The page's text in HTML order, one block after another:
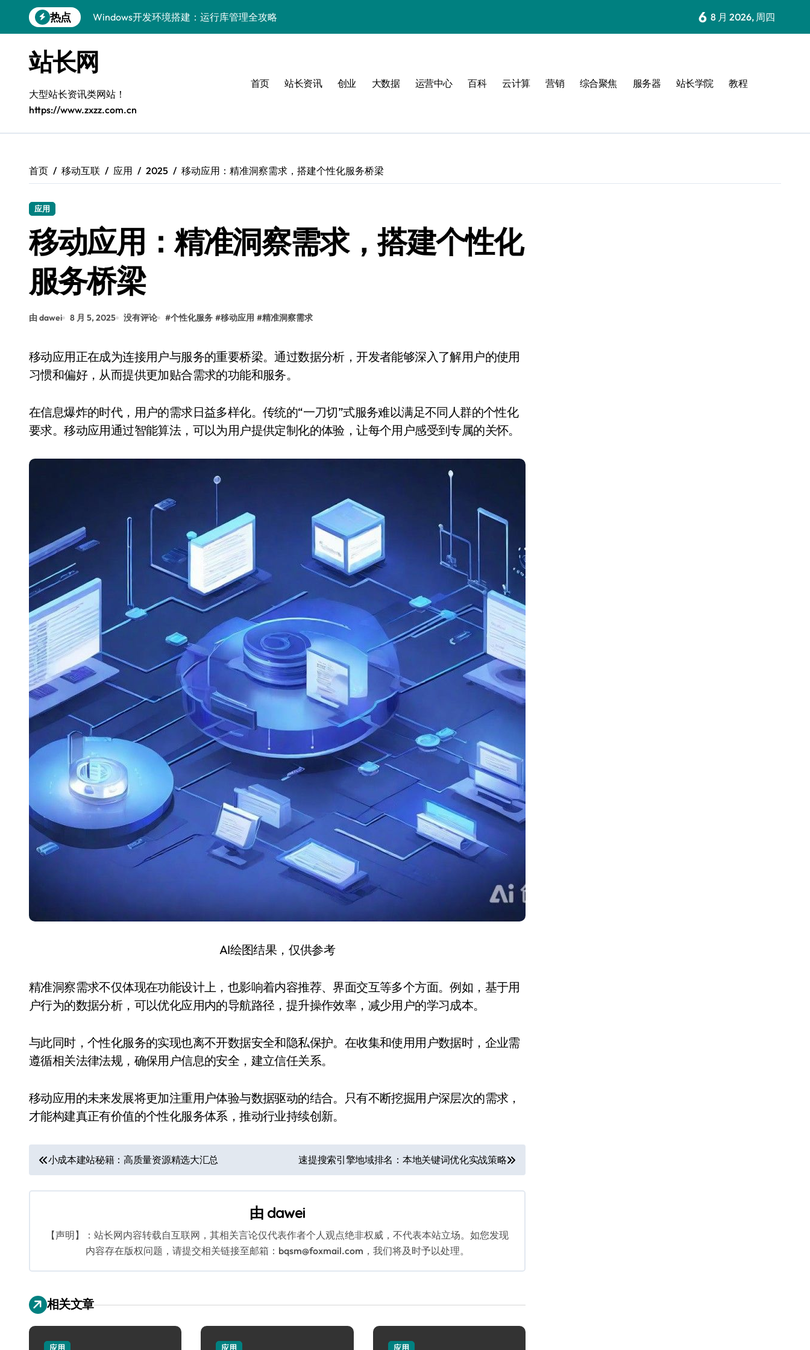
到
热点
Windows开发环境搭建：运行库管理全攻略
鸿蒙云架构下弹性计算优化探索
计算机视觉索引漏洞深度剖析与修复
弹性计算重塑云架构：降本增效实战指南
驭5G之速，铸iOS移动互联新标杆
快速定位漏洞，优化索引效率
弹性架构赋能精准计算，重塑云端体验
6 8 月 2026, 周四
站长网
大型站长资讯类网站！
https://www.zxzz.com.cn
首页 站长资讯 创业 大数据 运营中心 百科 云计算 营销 综合聚焦 服务器 站长学院 教程
首页 移动互联 应用 2025 移动应用：精准洞察需求，搭建个性化服务桥梁
应用
移动应用：精准洞察需求，搭建个性化
服务桥梁
由 dawei 8 月 5, 2025 没有评论 #个性化服务 #移动应用 #精准洞察需求
移动应用正在成为连接用户与服务的重要桥梁。通过数据分析，开发者能够深入了解用户的使用
习惯和偏好，从而提供更加贴合需求的功能和服务。
在信息爆炸的时代，用户的需求日益多样化。传统的“一刀切”式服务难以满足不同人群的个性化
要求。移动应用通过智能算法，可以为用户提供定制化的体验，让每个用户感受到专属的关怀。
AI绘图结果，仅供参考
精准洞察需求不仅体现在功能设计上，也影响着内容推荐、界面交互等多个方面。例如，基于用
户行为的数据分析，可以优化应用内的导航路径，提升操作效率，减少用户的学习成本。
与此同时，个性化服务的实现也离不开数据安全和隐私保护。在收集和使用用户数据时，企业需
遵循相关法律法规，确保用户信息的安全，建立信任关系。
移动应用的未来发展将更加注重用户体验与数据驱动的结合。只有不断挖掘用户深层次的需求，
才能构建真正有价值的个性化服务体系，推动行业持续创新。
文
章
小成本建站秘籍：高质量资源精选大汇总 速提搜索引擎地域排名：本地关键词优化实战策略
由 dawei
【声明】：站长网内容转载自互联网，其相关言论仅代表作者个人观点绝非权威，不代表本站立场。如您发现
内容存在版权问题，请提交相关链接至邮箱：bqsm@foxmail.com，我们将及时予以处理。
相关文章
应用 应用 应用